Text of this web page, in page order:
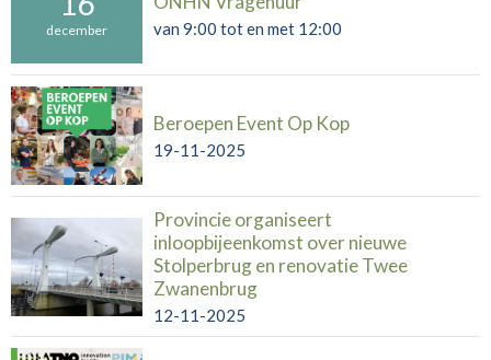
december van 9:00 tot en met 12:00
Beroepen Event Op Kop
19-11-2025
Provincie organiseert
inloopbijeenkomst over nieuwe
Stolperbrug en renovatie Twee
Zwanenbrug
12-11-2025